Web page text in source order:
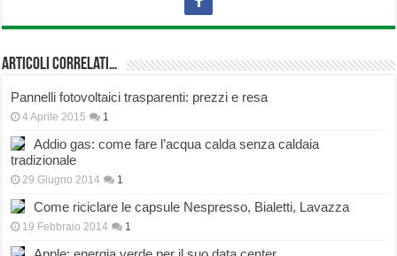
Articoli correlati…
Pannelli fotovoltaici trasparenti: prezzi e resa
4 Aprile 2015 1
Addio gas: come fare l’acqua calda senza caldaia
tradizionale
29 Giugno 2014 1
Come riciclare le capsule Nespresso, Bialetti, Lavazza
19 Febbraio 2014 1